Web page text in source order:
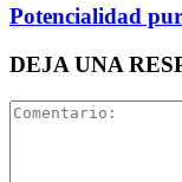
Potencialidad
DEJA UNA